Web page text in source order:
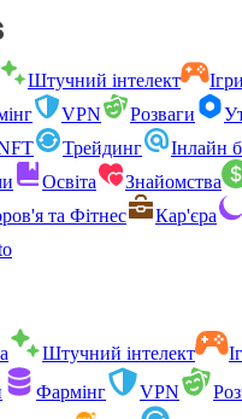
Штучний інтелект Ігри
VPN Розваги
Трейдинг
Інлайн
Освіта Знайомства
та Фітнес Кар'єра
Штучний інтелект
Фармінг VPN